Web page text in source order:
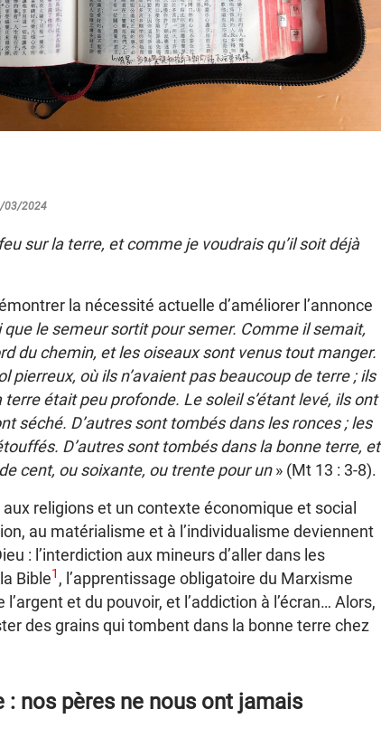
03/2024
sur la terre, et comme je voudrais qu’il soit déjà
la nécessité actuelle d’améliorer l’annonce
que le semeur sortit pour semer. Comme il semait,
du chemin, et les oiseaux sont venus tout manger.
pierreux, où ils n’avaient pas beaucoup de terre ; ils
était peu profonde. Le soleil s’étant levé, ils ont
séché. D’autres sont tombés dans les ronces ; les
D’autres sont tombés dans la bonne terre, et
cent, ou soixante, ou trente pour un» (Mt 13 : 3-8).
religions et un contexte économique et social
au matérialisme et à l’individualisme deviennent
: l’interdiction aux mineurs d’aller dans les
Bible1 , l’apprentissage obligatoire du Marxisme
l’argent et du pouvoir, et l’addiction à l’écran… Alors,
des grains qui tombent dans la bonne terre chez
nos pères ne nous ont jamais